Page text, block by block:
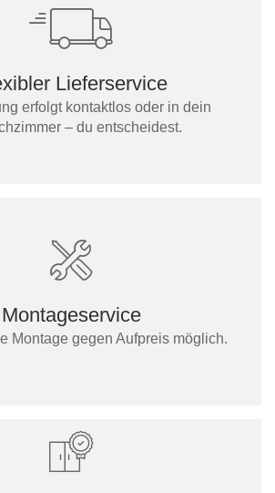
Lieferservice
erfolgt kontaktlos oder in dein
– du entscheidest.
Montageservice
Montage gegen Aufpreis möglich.